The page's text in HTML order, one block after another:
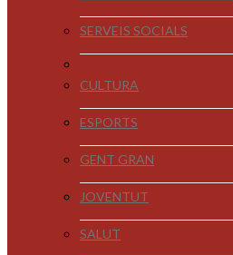
SERVEIS SOCIALS
CULTURA
ESPORTS
GENT GRAN
JOVENTUT
SALUT